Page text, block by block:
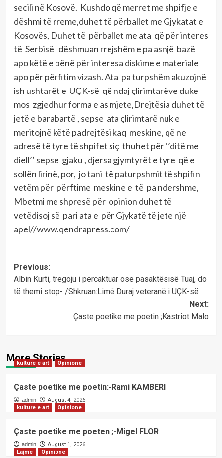
secili në Kosovë. Kushdo që merret me shpifje e
dëshmi të rreme,duhet të përballet me Gjykatat e
Kosovës, Duhet të përballet me ata që për interes
të Serbisë dëshmuan rrejshëm e pa asnjë bazë
apo këtë e bënë për interesa diskime e materiale
apo për përfitim vizash. Ata pa turpshëm akuzojnë
ish ushtarët e UÇK-së që ndaj çlirimtarëve duke
mos zgjedhur forma e as mjete,Drejtësia duhet të
jetë e barabartë , sepse ata çlirimtarë nuk e
meritojnë këtë padrejtësi kaq meskine, që ne
adresë të tyre të shpifet siç thuhet për ‘’ditë me
diell’’ sepse gjaku , djersa gjymtyrët e tyre që e
sollën lirinë, por, jo tani të paturpshmit të shpifin
vetëm për përftime meskine e të pa ndershme,
Mbetmi me shpresë për opinion duhet të
vetëdisoj së pari ata e për Gjykatë të jete një
apel//www.qendrapress.com/
Post
navigation
Previous:
Albin Kurti, tregoju i përcaktuar ose pasaktësisë Tuaj, do
të themi stop- /Shkruan:Limë Duraj veteranë i UÇK-së
Next:
Çaste poetike me poetin ;Kastriot Malo
More Stories
kulture e art Opinione
Çaste poetike me poetin:-Rami KAMBERI
admin
August 4, 2026
kulture e art
Opinione
Çaste poetike me poeten ;-Migel FLOR
admin
August 1, 2026
Lajme
Opinione